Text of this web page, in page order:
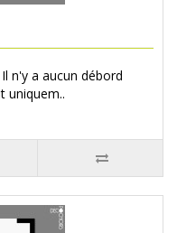
n'y a aucun débord
uniquem..